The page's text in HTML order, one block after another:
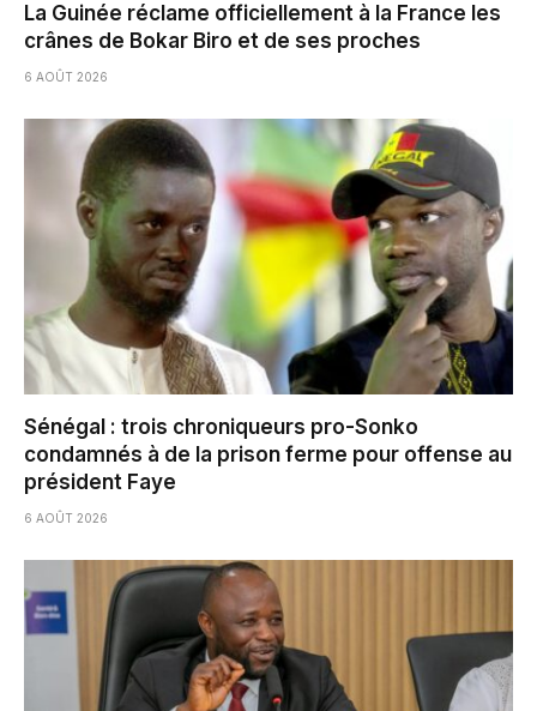
La Guinée réclame officiellement à la France les
crânes de Bokar Biro et de ses proches
6 AOÛT 2026
Sénégal : trois chroniqueurs pro-Sonko
condamnés à de la prison ferme pour offense au
président Faye
6 AOÛT 2026